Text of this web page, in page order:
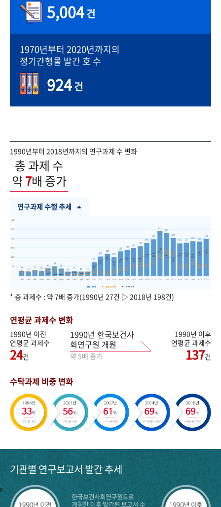
5,004건
1970년부터 2020년까지의
정기간행물 발간 호 수
924건
1990년부터 2018년까지의 연구과제 수 변화
총 과제 수
약7배 증가
연구과제 수행 추세
* 총 과제수 : 약 7배 증가(1990년 27건 ▷ 2018년 198건)
연평균 과제수 변화
1990년 이전
연평균 과제수
24건
1990년 한국보건사
회연구원 개원
약 5배 증가
1990년 이후
연평균 과제수
137건
수탁과제 비중 변화
기관별 연구보고서 발간 추세